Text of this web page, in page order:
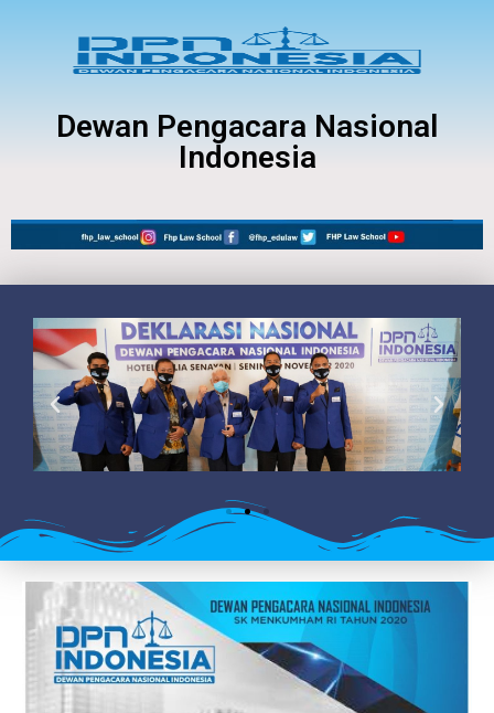
Dewan Pengacara Nasional
Indonesia